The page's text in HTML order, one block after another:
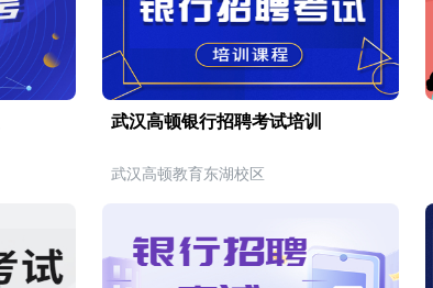
武汉高顿银行招聘考试培训
武汉高顿教育东湖校区